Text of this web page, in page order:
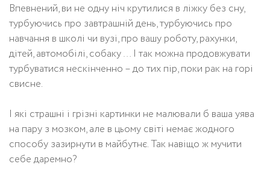
Впевнений, ви не одну ніч крутилися в ліжку без сну,
турбуючись про завтрашній день, турбуючись про
навчання в школі чи вузі, про вашу роботу, рахунки,
дітей, автомобілі, собаку … І так можна продовжувати
турбуватися нескінченно – до тих пір, поки рак на горі
свисне.
І які страшні і грізні картинки не малювали б ваша уява
на пару з мозком, але в цьому світі немає жодного
способу зазирнути в майбутнє. Так навіщо ж мучити
себе даремно?